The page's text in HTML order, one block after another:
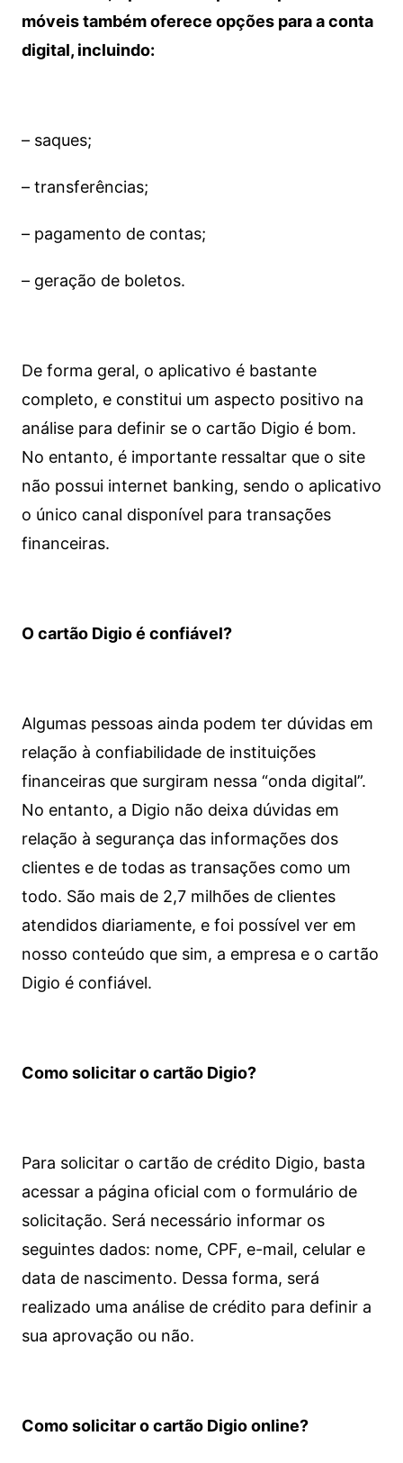
móveis também oferece opções para a conta
digital, incluindo:
– saques;
– transferências;
– pagamento de contas;
– geração de boletos.
De forma geral, o aplicativo é bastante
completo, e constitui um aspecto positivo na
análise para definir se o cartão Digio é bom.
No entanto, é importante ressaltar que o site
não possui internet banking, sendo o aplicativo
o único canal disponível para transações
financeiras.
O cartão Digio é confiável?
Algumas pessoas ainda podem ter dúvidas em
relação à confiabilidade de instituições
financeiras que surgiram nessa “onda digital”.
No entanto, a Digio não deixa dúvidas em
relação à segurança das informações dos
clientes e de todas as transações como um
todo. São mais de 2,7 milhões de clientes
atendidos diariamente, e foi possível ver em
nosso conteúdo que sim, a empresa e o cartão
Digio é confiável.
Como solicitar o cartão Digio?
Para solicitar o cartão de crédito Digio, basta
acessar a página oficial com o formulário de
solicitação. Será necessário informar os
seguintes dados: nome, CPF, e-mail, celular e
data de nascimento. Dessa forma, será
realizado uma análise de crédito para definir a
sua aprovação ou não.
Como solicitar o cartão Digio online?